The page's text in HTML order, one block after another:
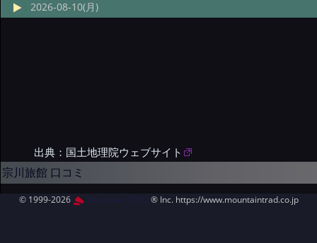
2026-08-10(月)
出典：国土地理院ウェブサイト
宗川旅館 口コミ
© 1999-2026 MountAin TRAD ® Inc. https://www.mountaintrad.co.jp